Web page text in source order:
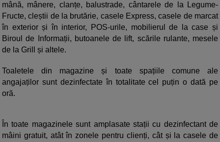
mână, mânere, clanțe, balustrade, cântarele de la Legume-
Fructe, cleștii de la brutărie, casele Express, casele de marcat
în exterior și în interior, POS-urile, mobilierul de la case și
Biroul de Informații, butoanele de lift, scările rulante, mesele
de la Grill și altele.
Toaletele din magazine și toate spațiile comune ale
angajaților sunt dezinfectate în totalitate cel puțin o dată pe
oră.
În toate magazinele sunt amplasate stații cu dezinfectant de
mâini gratuit, atât în zonele pentru clienți, cât și la casele de